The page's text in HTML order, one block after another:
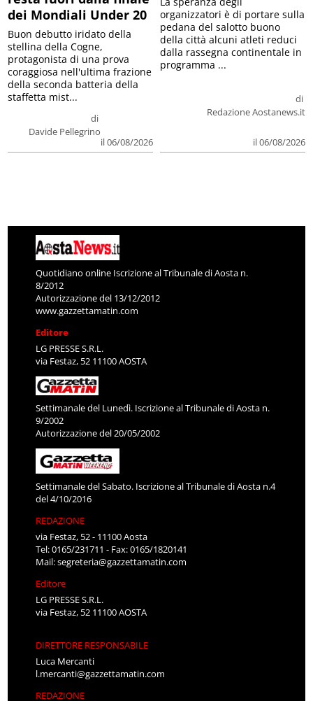
dei Mondiali Under 20
di
Davide Pellegrino
il 06/08/2026
Buon debutto iridato della
stellina della Cogne,
protagonista di una prova
coraggiosa nell'ultima frazione
della seconda batteria della
staffetta mist...
di
Redazione Aostanews.it
il 06/08/2026
organizzatori è di portare sulla
pedana del salotto buono
della città alcuni atleti reduci
dalla rassegna continentale in
programma ...
Quotidiano online Iscrizione al Tribunale di Aosta n.
8/2012
Autorizzazione del 13/12/2012
www.gazzettamatin.com
Editore
LG PRESSE S.R.L.
via Festaz, 52 11100 AOSTA
Settimanale del Lunedì. Iscrizione al Tribunale di Aosta n.
9/2002
Autorizzazione del 20/05/2002
Settimanale del Sabato. Iscrizione al Tribunale di Aosta n.4
del 4/10/2016
REDAZIONE
via Festaz, 52 - 11100 Aosta
Tel: 0165/231711 - Fax: 0165/1820141
Mail:segreteria@gazzettamatin.com
Editore
LG PRESSE S.R.L.
via Festaz, 52 11100 AOSTA
DIRETTORE RESPONSABILE
Luca Mercanti
l.mercanti@gazzettamatin.com
REDAZIONE